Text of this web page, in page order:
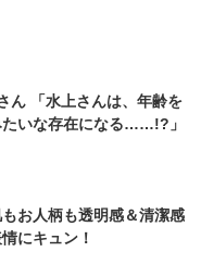
ん 「水上さんは、年齢を
たいな存在になる……!?」
お人柄も透明感＆清潔感
にキュン！